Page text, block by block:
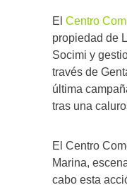
El Centro
propiedad de
Socimi y
través de
última
tras una
El Centro
Marina,
cabo esta